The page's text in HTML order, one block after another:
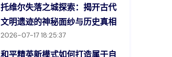
托维尔失落之城探索：揭开古代
文明遗迹的神秘面纱与历史真相
2026-07-17 18:25:37
和平精英新模式如何打造属于自